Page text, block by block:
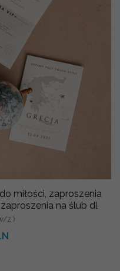
miłości, zaproszenia
na ślub dl
z )